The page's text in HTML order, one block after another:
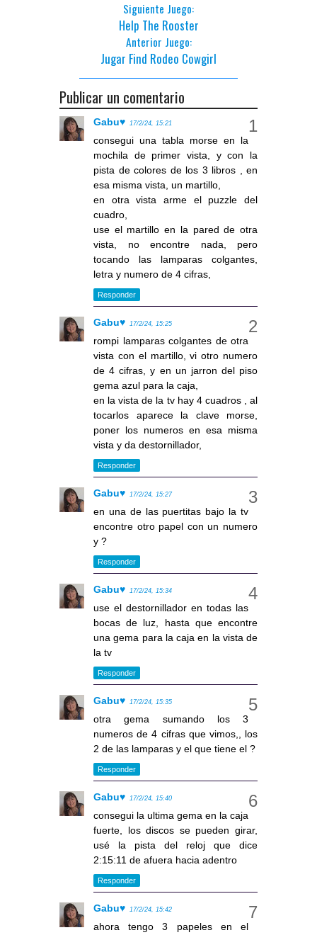
Siguiente Juego:
Help The Rooster
Anterior Juego:
Jugar Find Rodeo Cowgirl
Publicar un comentario
Gabu♥ 17/2/24, 15:21
consegui una tabla morse en la
mochila de primer vista, y con la
pista de colores de los 3 libros , en
esa misma vista, un martillo,
en otra vista arme el puzzle del
cuadro,
use el martillo en la pared de otra
vista, no encontre nada, pero
tocando las lamparas colgantes,
letra y numero de 4 cifras,
Responder
Gabu♥ 17/2/24, 15:25
rompi lamparas colgantes de otra
vista con el martillo, vi otro numero
de 4 cifras, y en un jarron del piso
gema azul para la caja,
en la vista de la tv hay 4 cuadros , al
tocarlos aparece la clave morse,
poner los numeros en esa misma
vista y da destornillador,
Responder
Gabu♥ 17/2/24, 15:27
en una de las puertitas bajo la tv
encontre otro papel con un numero
y ?
Responder
Gabu♥ 17/2/24, 15:34
use el destornillador en todas las
bocas de luz, hasta que encontre
una gema para la caja en la vista de
la tv
Responder
Gabu♥ 17/2/24, 15:35
otra gema sumando los 3
numeros de 4 cifras que vimos,, los
2 de las lamparas y el que tiene el ?
Responder
Gabu♥ 17/2/24, 15:40
consegui la ultima gema en la caja
fuerte, los discos se pueden girar,
usé la pista del reloj que dice
2:15:11 de afuera hacia adentro
Responder
Gabu♥ 17/2/24, 15:42
ahora tengo 3 papeles en el